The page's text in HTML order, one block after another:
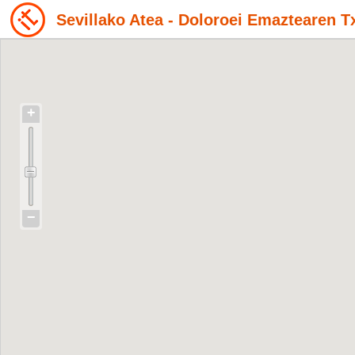
Sevillako Atea - Doloroei Emaztearen
+
−